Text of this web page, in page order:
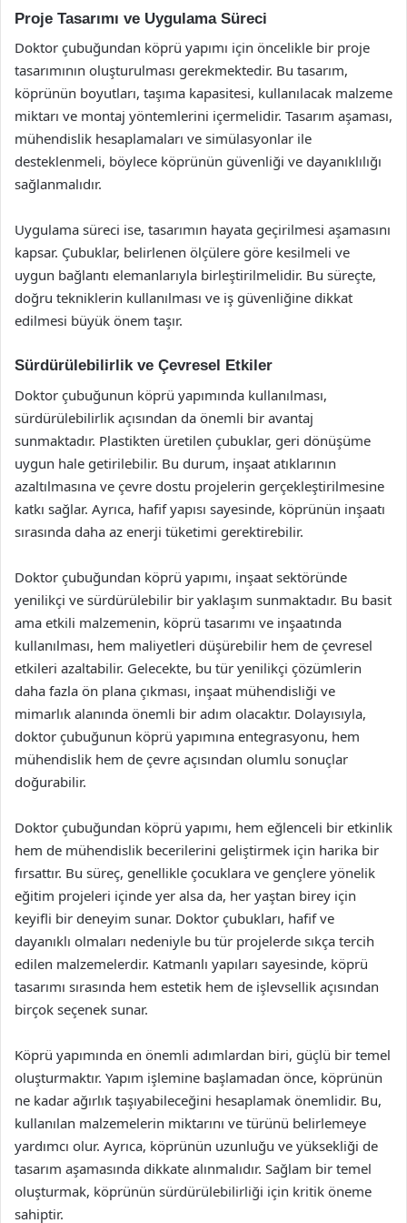
Proje Tasarımı ve Uygulama Süreci
Doktor çubuğundan köprü yapımı için öncelikle bir proje
tasarımının oluşturulması gerekmektedir. Bu tasarım,
köprünün boyutları, taşıma kapasitesi, kullanılacak malzeme
miktarı ve montaj yöntemlerini içermelidir. Tasarım aşaması,
mühendislik hesaplamaları ve simülasyonlar ile
desteklenmeli, böylece köprünün güvenliği ve dayanıklılığı
sağlanmalıdır.
Uygulama süreci ise, tasarımın hayata geçirilmesi aşamasını
kapsar. Çubuklar, belirlenen ölçülere göre kesilmeli ve
uygun bağlantı elemanlarıyla birleştirilmelidir. Bu süreçte,
doğru tekniklerin kullanılması ve iş güvenliğine dikkat
edilmesi büyük önem taşır.
Sürdürülebilirlik ve Çevresel Etkiler
Doktor çubuğunun köprü yapımında kullanılması,
sürdürülebilirlik açısından da önemli bir avantaj
sunmaktadır. Plastikten üretilen çubuklar, geri dönüşüme
uygun hale getirilebilir. Bu durum, inşaat atıklarının
azaltılmasına ve çevre dostu projelerin gerçekleştirilmesine
katkı sağlar. Ayrıca, hafif yapısı sayesinde, köprünün inşaatı
sırasında daha az enerji tüketimi gerektirebilir.
Doktor çubuğundan köprü yapımı, inşaat sektöründe
yenilikçi ve sürdürülebilir bir yaklaşım sunmaktadır. Bu basit
ama etkili malzemenin, köprü tasarımı ve inşaatında
kullanılması, hem maliyetleri düşürebilir hem de çevresel
etkileri azaltabilir. Gelecekte, bu tür yenilikçi çözümlerin
daha fazla ön plana çıkması, inşaat mühendisliği ve
mimarlık alanında önemli bir adım olacaktır. Dolayısıyla,
doktor çubuğunun köprü yapımına entegrasyonu, hem
mühendislik hem de çevre açısından olumlu sonuçlar
doğurabilir.
Doktor çubuğundan köprü yapımı, hem eğlenceli bir etkinlik
hem de mühendislik becerilerini geliştirmek için harika bir
fırsattır. Bu süreç, genellikle çocuklara ve gençlere yönelik
eğitim projeleri içinde yer alsa da, her yaştan birey için
keyifli bir deneyim sunar. Doktor çubukları, hafif ve
dayanıklı olmaları nedeniyle bu tür projelerde sıkça tercih
edilen malzemelerdir. Katmanlı yapıları sayesinde, köprü
tasarımı sırasında hem estetik hem de işlevsellik açısından
birçok seçenek sunar.
Köprü yapımında en önemli adımlardan biri, güçlü bir temel
oluşturmaktır. Yapım işlemine başlamadan önce, köprünün
ne kadar ağırlık taşıyabileceğini hesaplamak önemlidir. Bu,
kullanılan malzemelerin miktarını ve türünü belirlemeye
yardımcı olur. Ayrıca, köprünün uzunluğu ve yüksekliği de
tasarım aşamasında dikkate alınmalıdır. Sağlam bir temel
oluşturmak, köprünün sürdürülebilirliği için kritik öneme
sahiptir.